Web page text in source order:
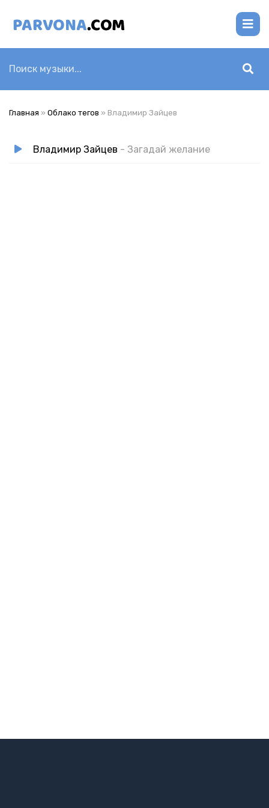
Главная » Облако тегов » Владимир Зайцев
Владимир Зайцев - Загадай желание